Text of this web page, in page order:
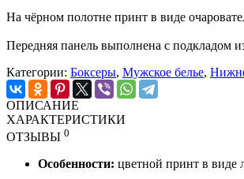
На чёрном полотне принт в виде
Передняя панель выполнена с подкладом
Категории: Боксеры, Мужское белье,
ОПИСАНИЕ
ХАРАКТЕРИСТИКИ
ОТЗЫВЫ 0
Особенности: цветной принт в виде